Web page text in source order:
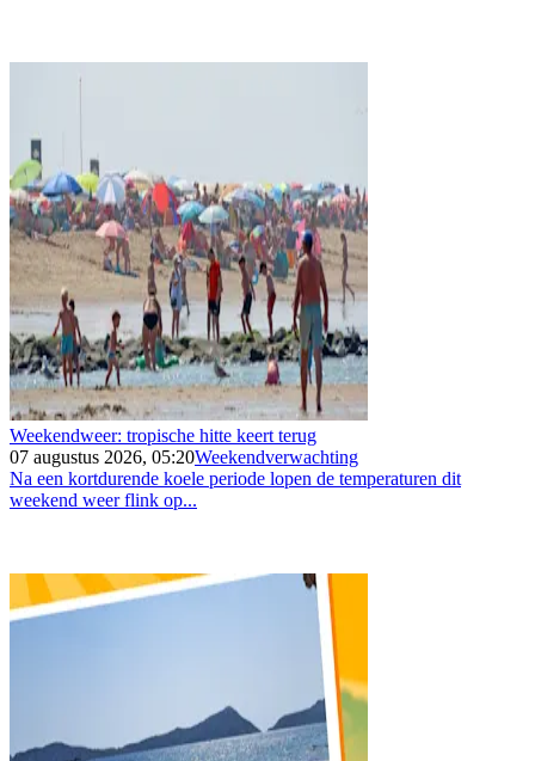
Weekendweer: tropische hitte keert terug
07 augustus 2026, 05:20Weekendverwachting
Na een kortdurende koele periode lopen de temperaturen dit
weekend weer flink op...